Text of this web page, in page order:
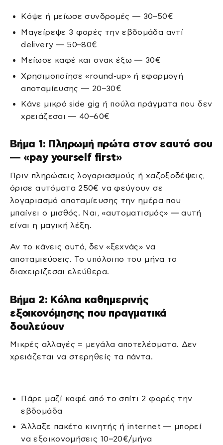
Κόψε ή μείωσε συνδρομές — 30–50€
Μαγείρεψε 3 φορές την εβδομάδα αντί
delivery — 50–80€
Μείωσε καφέ και σνακ έξω — 30€
Χρησιμοποίησε «round-up» ή εφαρμογή
αποταμίευσης — 20–30€
Κάνε μικρό side gig ή πούλα πράγματα που δεν
χρειάζεσαι — 40–60€
Βήμα 1: Πληρωμή πρώτα στον εαυτό σου
— «pay yourself first»
Πριν πληρώσεις λογαριασμούς ή χαζοξοδέψεις,
όρισε αυτόματα 250€ να φεύγουν σε
λογαριασμό αποταμίευσης την ημέρα που
μπαίνει ο μισθός. Ναι, «αυτοματισμός» — αυτή
είναι η μαγική λέξη.
Αν το κάνεις αυτό, δεν «ξεχνάς» να
αποταμιεύσεις. Το υπόλοιπο του μήνα το
διαχειρίζεσαι ελεύθερα.
Βήμα 2: Κόλπα καθημερινής
εξοικονόμησης που πραγματικά
δουλεύουν
Μικρές αλλαγές = μεγάλα αποτελέσματα. Δεν
χρειάζεται να στερηθείς τα πάντα.
Πάρε μαζί καφέ από το σπίτι 2 φορές την
εβδομάδα
Άλλαξε πακέτο κινητής ή internet — μπορεί
να εξοικονομήσεις 10–20€/μήνα